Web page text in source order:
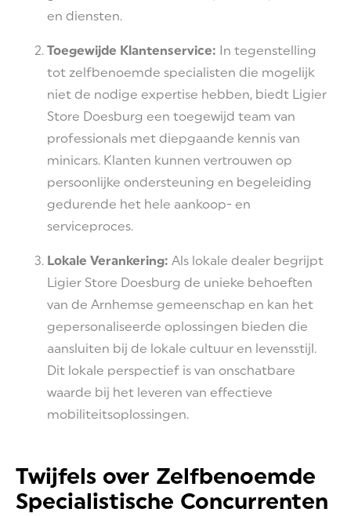
en diensten.
Toegewijde Klantenservice: In tegenstelling
tot zelfbenoemde specialisten die mogelijk
niet de nodige expertise hebben, biedt Ligier
Store Doesburg een toegewijd team van
professionals met diepgaande kennis van
minicars. Klanten kunnen vertrouwen op
persoonlijke ondersteuning en begeleiding
gedurende het hele aankoop- en
serviceproces.
Lokale Verankering: Als lokale dealer begrijpt
Ligier Store Doesburg de unieke behoeften
van de Arnhemse gemeenschap en kan het
gepersonaliseerde oplossingen bieden die
aansluiten bij de lokale cultuur en levensstijl.
Dit lokale perspectief is van onschatbare
waarde bij het leveren van effectieve
mobiliteitsoplossingen.
Twijfels over Zelfbenoemde
Specialistische Concurrenten